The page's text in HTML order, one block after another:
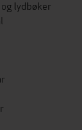
lydbøker